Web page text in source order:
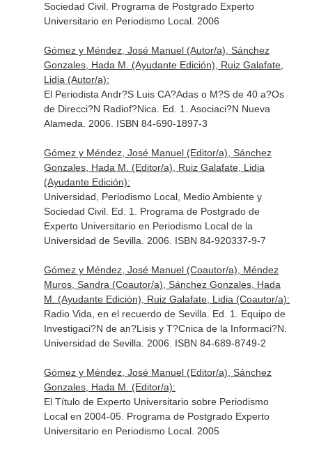
Sociedad Civil. Programa de Postgrado Experto
Universitario en Periodismo Local. 2006
Gómez y Méndez, José Manuel (Autor/a), Sánchez
Gonzales, Hada M. (Ayudante Edición), Ruiz Galafate,
Lidia (Autor/a):
El Periodista Andr?S Luis CA?Adas o M?S de 40 a?Os
de Direcci?N Radiof?Nica. Ed. 1. Asociaci?N Nueva
Alameda. 2006. ISBN 84-690-1897-3
Gómez y Méndez, José Manuel (Editor/a), Sánchez
Gonzales, Hada M. (Editor/a), Ruiz Galafate, Lidia
(Ayudante Edición):
Universidad, Periodismo Local, Medio Ambiente y
Sociedad Civil. Ed. 1. Programa de Postgrado de
Experto Universitario en Periodismo Local de la
Universidad de Sevilla. 2006. ISBN 84-920337-9-7
Gómez y Méndez, José Manuel (Coautor/a), Méndez
Muros, Sandra (Coautor/a), Sánchez Gonzales, Hada
M. (Ayudante Edición), Ruiz Galafate, Lidia (Coautor/a):
Radio Vida, en el recuerdo de Sevilla. Ed. 1. Equipo de
Investigaci?N de an?Lisis y T?Cnica de la Informaci?N.
Universidad de Sevilla. 2006. ISBN 84-689-8749-2
Gómez y Méndez, José Manuel (Editor/a), Sánchez
Gonzales, Hada M. (Editor/a):
El Título de Experto Universitario sobre Periodismo
Local en 2004-05. Programa de Postgrado Experto
Universitario en Periodismo Local. 2005